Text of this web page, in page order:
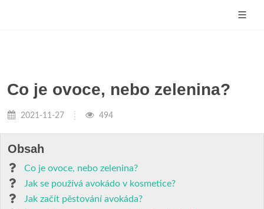
Co je ovoce, nebo zelenina?
2021-11-27 494
Obsah
Co je ovoce, nebo zelenina?
Jak se používá avokádo v kosmetice?
Jak začít pěstování avokáda?